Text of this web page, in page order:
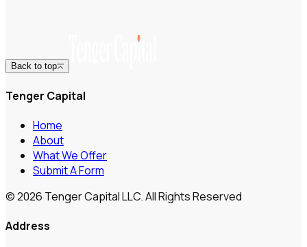
Back to top
Tenger Capital
Home
About
What We Offer
Submit A Form
© 2026 Tenger Capital LLC. All Rights Reserved
Address